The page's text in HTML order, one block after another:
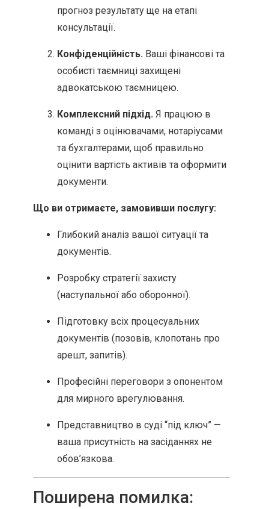
прогноз результату ще на етапі
консультації.
Конфіденційність. Ваші фінансові та
особисті таємниці захищені
адвокатською таємницею.
Комплексний підхід. Я працюю в
команді з оцінювачами, нотаріусами
та бухгалтерами, щоб правильно
оцінити вартість активів та оформити
документи.
Що ви отримаєте, замовивши послугу:
Глибокий аналіз вашої ситуації та
документів.
Розробку стратегії захисту
(наступальної або оборонної).
Підготовку всіх процесуальних
документів (позовів, клопотань про
арешт, запитів).
Професійні переговори з опонентом
для мирного врегулювання.
Представництво в суді “під ключ” —
ваша присутність на засіданнях не
обов’язкова.
Поширена помилка: